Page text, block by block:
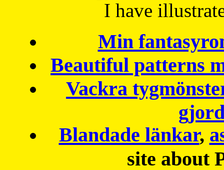
I have
Min
Beautiful patterns
Vackra
Blandade länkar,
site about